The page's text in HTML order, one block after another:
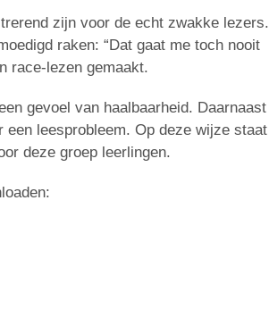
zijn voor de echt zwakke lezers.
raken: “Dat gaat me toch nooit
race-lezen gemaakt.
gevoel van haalbaarheid. Daarnaast
leesprobleem. Op deze wijze staat
deze groep leerlingen.